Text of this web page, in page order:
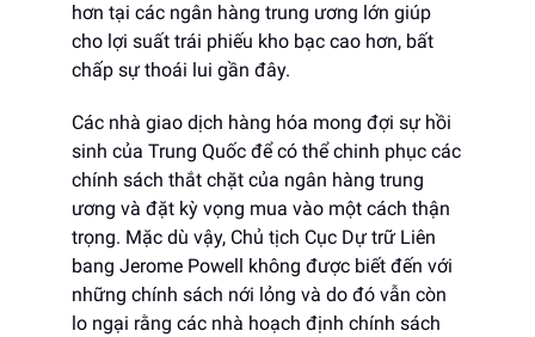
hơn tại các ngân hàng trung ương lớn giúp
cho lợi suất trái phiếu kho bạc cao hơn, bất
chấp sự thoái lui gần đây.
Các nhà giao dịch hàng hóa mong đợi sự hồi
sinh của Trung Quốc để có thể chinh phục các
chính sách thắt chặt của ngân hàng trung
ương và đặt kỳ vọng mua vào một cách thận
trọng. Mặc dù vậy, Chủ tịch Cục Dự trữ Liên
bang Jerome Powell không được biết đến với
những chính sách nới lỏng và do đó vẫn còn
lo ngại rằng các nhà hoạch định chính sách